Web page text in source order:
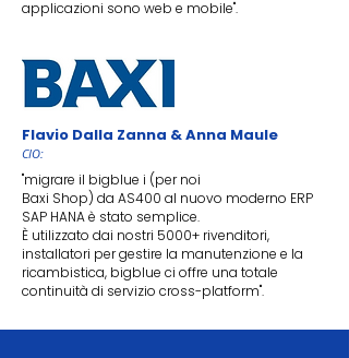
applicazioni sono web e mobile".
Flavio Dalla Zanna & Anna Maule
CIO:
"migrare il bigblue i (per noi
Baxi Shop) da AS400 al nuovo moderno ERP
SAP HANA è stato semplice.
È utilizzato dai nostri 5000+ rivenditori,
installatori per gestire la manutenzione e la
ricambistica, bigblue ci offre una totale
continuità di servizio cross-platform".